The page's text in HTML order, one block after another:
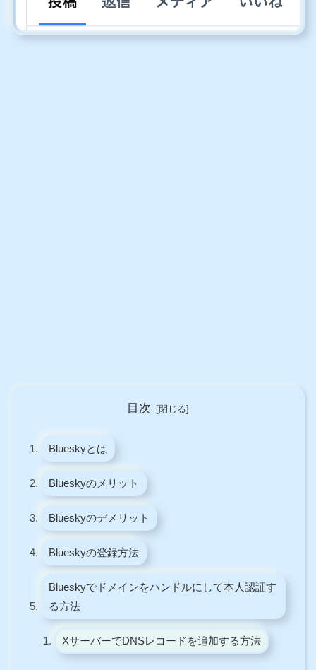
目次
Blueskyとは
Blueskyのメリット
Blueskyのデメリット
Blueskyの登録方法
Blueskyでドメインをハンドルにして本人認証す
る方法
XサーバーでDNSレコードを追加する方法